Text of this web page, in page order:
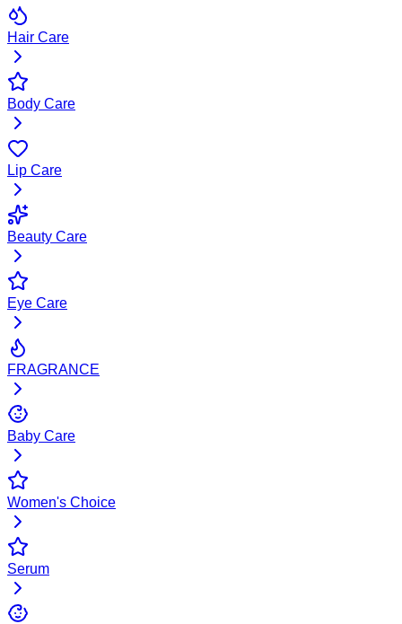
Hair Care
Body Care
Lip Care
Beauty Care
Eye Care
FRAGRANCE
Baby Care
Women's Choice
Serum